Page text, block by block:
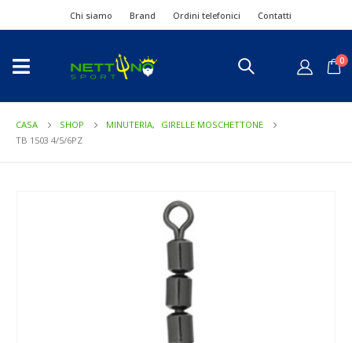
Chi siamo Brand Ordini telefonici Contatti
0
CASA SHOP MINUTERIA,
GIRELLE MOSCHETTONE
TB 1503 4/5/6PZ